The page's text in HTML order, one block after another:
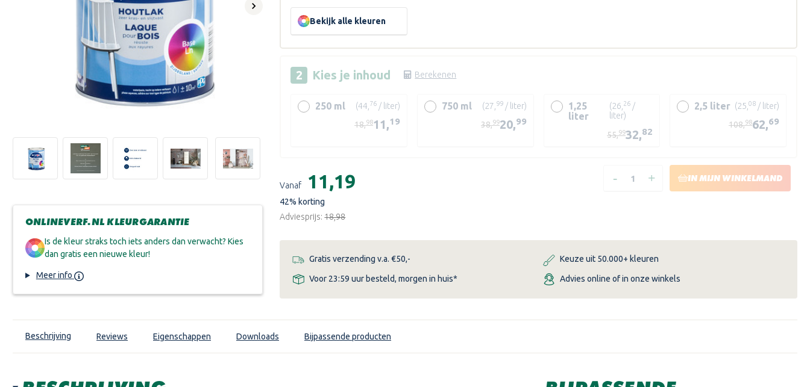
Volgende
ONLINEVERF.NL KLEURGARANTIE
Is de kleur straks toch iets anders dan verwacht? Kies
dan gratis een nieuwe kleur!
Meer info
Bekijk alle kleuren
Kies je inhoud Berekenen
250 ml (44,76 / liter)
18,9811,19
750 ml (27,99/ liter)
38,9920,99
1,25
liter
(26,26/
liter)
55,9932,82
2,5 liter (25,08/ liter)
108,9862,69
ZN/ZX
Vanaf €11,19
42% korting
Adviesprijs:€18,98
HOEVEELHEID
- HOEVEELHEID
+ IN MIJN WINKELMAND
Gratis verzending v.a. €50,-
Voor 23:59 uur besteld, morgen in huis*
Keuze uit 50.000+ kleuren
Advies online of in onze winkels
Beschrijving Reviews Eigenschappen Downloads Bijpassende producten